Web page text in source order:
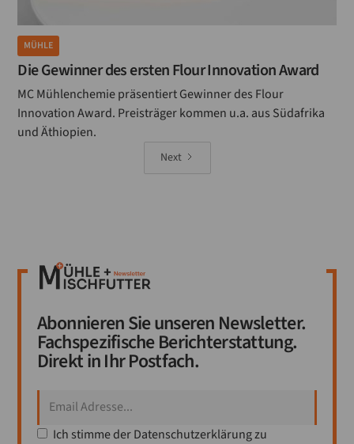
MÜHLE
Die Gewinner des ersten Flour Innovation Award
MC Mühlenchemie präsentiert Gewinner des Flour
Innovation Award. Preisträger kommen u.a. aus Südafrika
und Äthiopien.
Next
Abonnieren Sie unseren Newsletter.
Fachspezifische Berichterstattung.
Direkt in Ihr Postfach.
Ich stimme derDatenschutzerklärungzu